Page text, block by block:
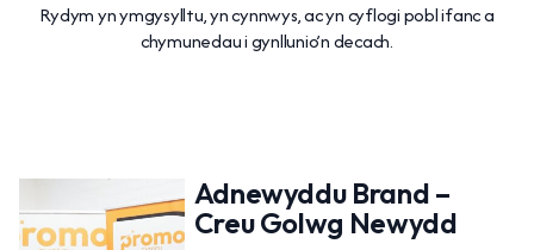
Rydym yn ymgysylltu, yn cynnwys, ac yn cyflogi pobl ifanc a
chymunedau i gynllunio’n decach.
Adnewyddu Brand –
Creu Golwg Newydd